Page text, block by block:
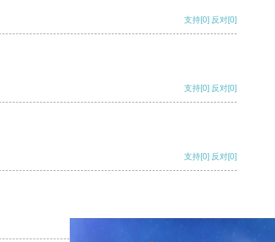
支持[0] 反对[0]
支持[0] 反对[0]
支持[0] 反对[0]